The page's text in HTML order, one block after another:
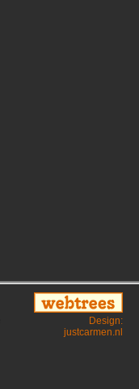
Design:
justcarmen.nl